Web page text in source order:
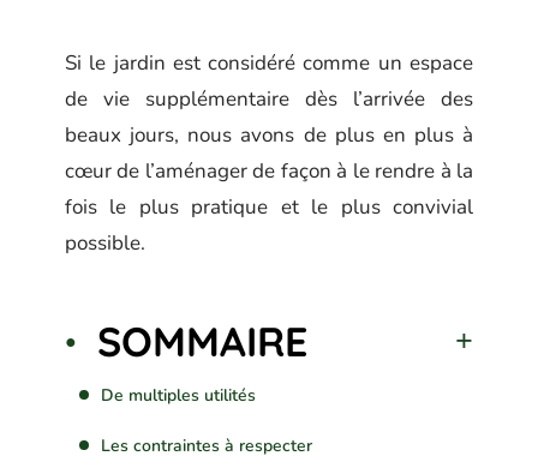
Si le jardin est considéré comme un espace
de vie supplémentaire dès l’arrivée des
beaux jours, nous avons de plus en plus à
cœur de l’aménager de façon à le rendre à la
fois le plus pratique et le plus convivial
possible.
SOMMAIRE
De multiples utilités
Les contraintes à respecter